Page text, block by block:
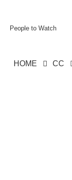
People to Watch
HOME CC